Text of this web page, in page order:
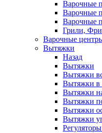
Варочные
Варочные
Варочные
Грили,
Варочные
Вытяжки
Назад
Вытяжки
Вытяжки
Вытяжки в
Вытяжки
Вытяжки
Вытяжки
Вытяжки